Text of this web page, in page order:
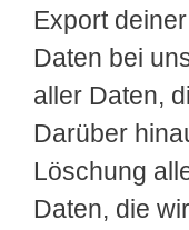
Export
Daten bei
aller Daten,
Darüber
Löschung
Daten, die